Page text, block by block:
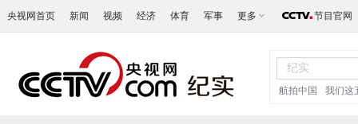
央视网首页 新闻 视频 经济 体育 军事 更多 节目官网
航拍中国 我们这